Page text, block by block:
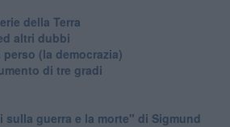
della Terra
altri dubbi
(la democrazia)
di tre gradi
sulla guerra e la morte" di Sigmund